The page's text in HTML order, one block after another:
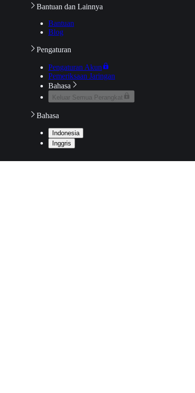
Bantuan dan Lainnya
Bantuan
Blog
Pengaturan
Pengaturan Akun
Pemeriksaan Jaringan
Bahasa
Keluar Semua Perangkat
Bahasa
Indonesia
Inggris